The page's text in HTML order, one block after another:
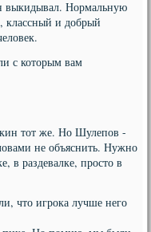
выкидывал. Нормальную
классный и добрый
с которым вам
тот же. Но Шулепов -
не объяснить. Нужно
в раздевалке, просто в
что игрока лучше него